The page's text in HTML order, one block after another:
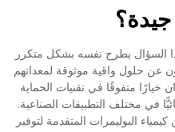
جيدة؟
السؤال يطرح نفسه بشكل متكرر
عن حلول واقية موثوقة لمعداتهم
خيارًا متفوقًا في تقنيات الحماية
في مختلف التطبيقات الصناعية.
البوليمرات المتقدمة لتوفير